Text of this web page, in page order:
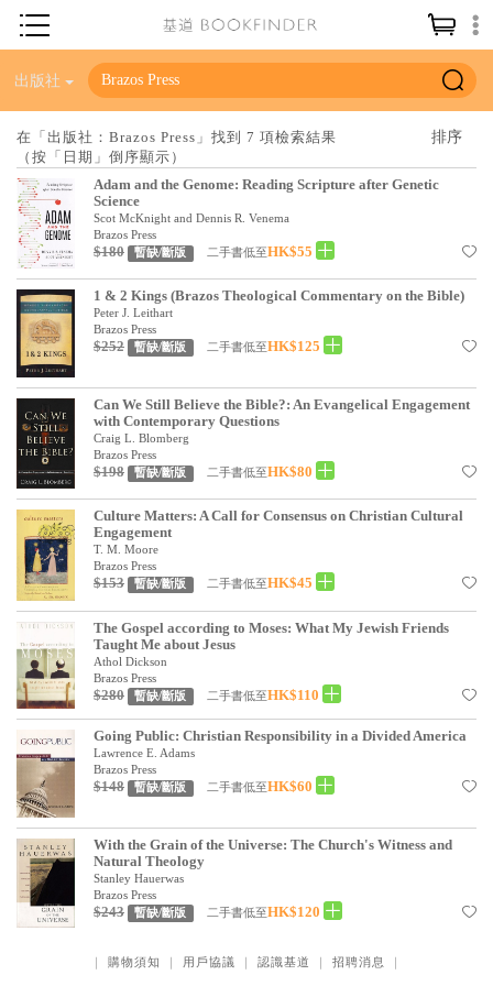
神學／教義
聖經
信仰入門
教會歷史
靈修／禱告
信徒生活
教會事工
分齡牧養
社會／倫理
哲學／宗教比較
見證／傳記
文藝／勵志
童書
精選影音
其他
禮品專區
得獎作品推介
暢銷榜
中文二手書
英文二手書
精選英文書
電子書
出版社
在「出版社：Brazos Press」找到 7 項檢索結果
（按「日期」倒序顯示）
Adam and the Genome: Reading Scripture after Genetic
Science
Scot McKnight and Dennis R. Venema
Brazos Press
$180 暫缺/斷版 二手書低至HK$55
1 & 2 Kings (Brazos Theological Commentary on the Bible)
Peter J. Leithart
Brazos Press
$252 暫缺/斷版 二手書低至HK$125
Can We Still Believe the Bible?: An Evangelical Engagement
with Contemporary Questions
Craig L. Blomberg
Brazos Press
$198 暫缺/斷版 二手書低至HK$80
Culture Matters: A Call for Consensus on Christian Cultural
Engagement
T. M. Moore
Brazos Press
$153 暫缺/斷版 二手書低至HK$45
The Gospel according to Moses: What My Jewish Friends
Taught Me about Jesus
Athol Dickson
Brazos Press
$280 暫缺/斷版 二手書低至HK$110
Going Public: Christian Responsibility in a Divided America
Lawrence E. Adams
Brazos Press
$148 暫缺/斷版 二手書低至HK$60
With the Grain of the Universe: The Church's Witness and
Natural Theology
Stanley Hauerwas
Brazos Press
$243 暫缺/斷版 二手書低至HK$120
｜ 購物須知 ｜ 用戶協議 ｜ 認識基道 ｜ 招聘消息 ｜